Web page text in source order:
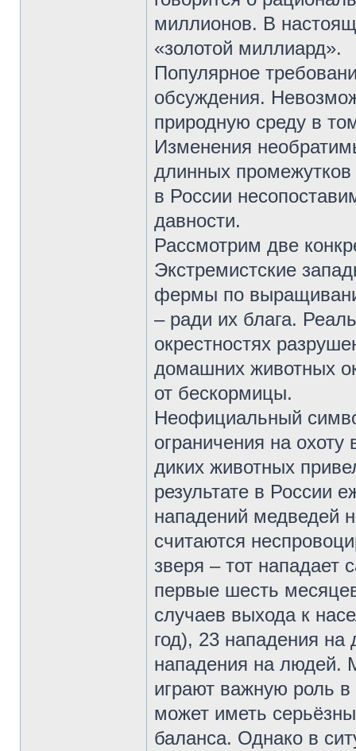
миллионов. В
«золотой миллиард».
Популярное
обсуждения.
природную среду в
Изменения
длинных
в России
давности.
Рассмотрим две
Экстремистские
фермы по
– ради их блага.
окрестностях
домашних животных
от бескормицы.
Неофициальный
ограничения на
диких животных
результате в России
нападений медведей
считаются
зверя – тот нападает
первые шесть
случаев выхода к
год), 23 нападения
нападения на людей.
играют важную роль в
может иметь
баланса. Однако в